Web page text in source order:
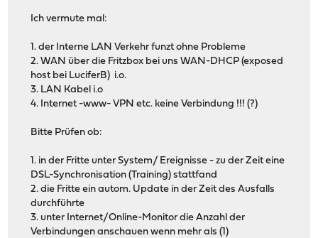
Ich vermute mal:
1. der Interne LAN Verkehr funzt ohne Probleme
2. WAN über die Fritzbox bei uns WAN-DHCP (exposed
host bei LuciferB) i.o.
3. LAN Kabel i.o
4. Internet -www- VPN etc. keine Verbindung !!! (?)
Bitte Prüfen ob:
1. in der Fritte unter System/ Ereignisse - zu der Zeit eine
DSL-Synchronisation (Training) stattfand
2. die Fritte ein autom. Update in der Zeit des Ausfalls
durchführte
3. unter Internet/Online-Monitor die Anzahl der
Verbindungen anschauen wenn mehr als (1)